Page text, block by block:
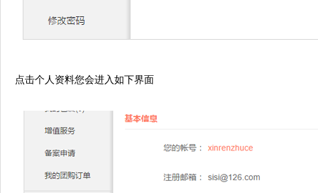
点击个人资料您会进入如下界面